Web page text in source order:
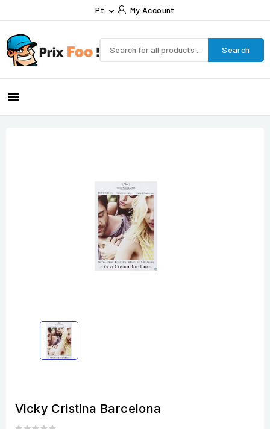
Pt  My Account
Search

Vicky Cristina Barcelona